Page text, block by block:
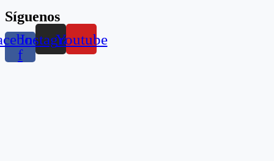
Síguenos
f
InstagramYoutube